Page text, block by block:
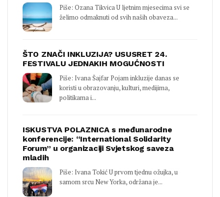
Piše: Ozana Tikvica U ljetnim mjesecima svi se
želimo odmaknuti od svih naših obaveza...
ŠTO ZNAČI INKLUZIJA? USUSRET 24.
FESTIVALU JEDNAKIH MOGUĆNOSTI
Piše: Ivana Šajfar Pojam inkluzije danas se
koristi u obrazovanju, kulturi, medijima,
politikama i...
ISKUSTVA POLAZNICA s međunarodne
konferencije: “International Solidarity
Forum” u organizaciji Svjetskog saveza
mladih
Piše: Ivana Tokić U prvom tjednu ožujka, u
samom srcu New Yorka, održana je...